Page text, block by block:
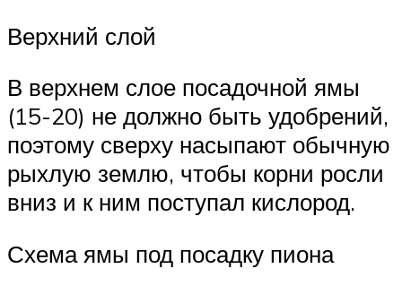
Верхний слой
В верхнем слое посадочной ямы
(15-20) не должно быть удобрений,
поэтому сверху насыпают обычную
рыхлую землю, чтобы корни росли
вниз и к ним поступал кислород.
Схема ямы под посадку пиона